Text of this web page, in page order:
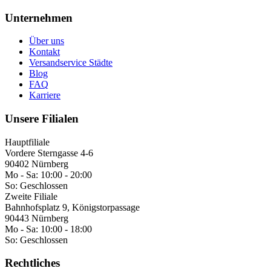
Unternehmen
Über uns
Kontakt
Versandservice Städte
Blog
FAQ
Karriere
Unsere Filialen
Hauptfiliale
Vordere Sterngasse 4-6
90402 Nürnberg
Mo - Sa: 10:00 - 20:00
So: Geschlossen
Zweite Filiale
Bahnhofsplatz 9, Königstorpassage
90443 Nürnberg
Mo - Sa: 10:00 - 18:00
So: Geschlossen
Rechtliches